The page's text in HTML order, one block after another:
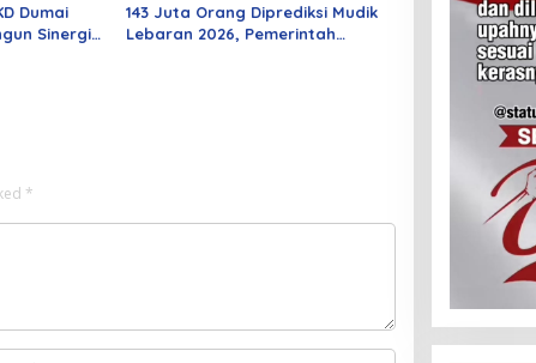
Dumai
Sinergi
143 Juta Orang Diprediksi Mudik
Lebaran 2026, Pemerintah
*